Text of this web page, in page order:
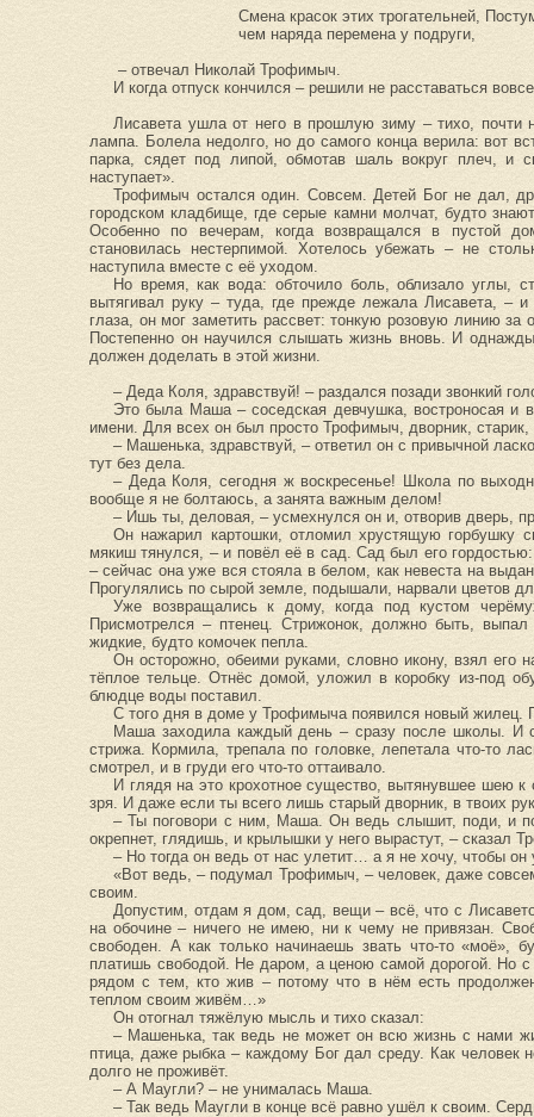
Смена красок этих трогательней,
чем наряда перемена у подруги,
– отвечал Николай Трофимыч.
И когда отпуск кончился – решили не расставаться
Лисавета ушла от него в прошлую зиму – тихо, почти
лампа. Болела недолго, но до самого конца верила: вот
парка, сядет под липой, обмотав шаль вокруг плеч, и
наступает».
Трофимыч остался один. Совсем. Детей Бог не дал,
городском кладбище, где серые камни молчат, будто
Особенно по вечерам, когда возвращался в пустой
становилась нестерпимой. Хотелось убежать – не
наступила вместе с её уходом.
Но время, как вода: обточило боль, облизало углы,
вытягивал руку – туда, где прежде лежала Лисавета, –
глаза, он мог заметить рассвет: тонкую розовую линию
Постепенно он научился слышать жизнь вновь. И
должен доделать в этой жизни.
– Деда Коля, здравствуй! – раздался позади звонкий
Это была Маша – соседская девчушка, востроносая и
имени. Для всех он был просто Трофимыч, дворник, старик,
– Машенька, здравствуй, – ответил он с привычной
тут без дела.
– Деда Коля, сегодня ж воскресенье! Школа по
вообще я не болтаюсь, а занята важным делом!
– Ишь ты, деловая, – усмехнулся он и, отворив дверь,
Он нажарил картошки, отломил хрустящую горбушку
мякиш тянулся, – и повёл её в сад. Сад был его
– сейчас она уже вся стояла в белом, как невеста на
Прогулялись по сырой земле, подышали, нарвали цветов
Уже возвращались к дому, когда под кустом
Присмотрелся – птенец. Стрижонок, должно быть,
жидкие, будто комочек пепла.
Он осторожно, обеими руками, словно икону, взял его
тёплое тельце. Отнёс домой, уложил в коробку из-под
блюдце воды поставил.
С того дня в доме у Трофимыча появился новый жилец.
Маша заходила каждый день – сразу после школы. И
стрижа. Кормила, трепала по головке, лепетала что-то
смотрел, и в груди его что-то оттаивало.
И глядя на это крохотное существо, вытянувшее шею
зря. И даже если ты всего лишь старый дворник, в твоих
– Ты поговори с ним, Маша. Он ведь слышит, поди, и
окрепнет, глядишь, и крылышки у него вырастут, – сказал
– Но тогда он ведь от нас улетит… а я не хочу, чтобы
«Вот ведь, – подумал Трофимыч, – человек, даже
своим.
Допустим, отдам я дом, сад, вещи – всё, что с
на обочине – ничего не имею, ни к чему не привязан.
свободен. А как только начинаешь звать что-то «моё»,
платишь свободой. Не даром, а ценою самой дорогой.
рядом с тем, кто жив – потому что в нём есть
теплом своим живём…»
Он отогнал тяжёлую мысль и тихо сказал:
– Машенька, так ведь не может он всю жизнь с нами
птица, даже рыбка – каждому Бог дал среду. Как человек
долго не проживёт.
– А Маугли? – не унималась Маша.
– Так ведь Маугли в конце всё равно ушёл к своим.